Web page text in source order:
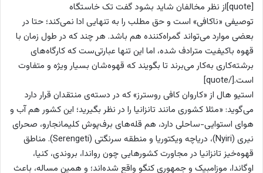
[quote]از نظر مخالفان شاید بشود گفت تک خاستگاه
توصیفی «ناکافی» است و حق مطلب را به تنهایی ادا نمی‌کند؛ حتا در
بعضی موارد می‌تواند گمراه‌کننده هم باشد. هر چند که در طول زمان با
قهوه با‌کیفیت مترادف شده، اما این تنها عبارتی‌ست که کارگاه‌های
برشته‌کاری به‌کار می‌برند تا بگویند که قهوه‌شان بسیار ویژه و متفاوت
است.[/quote]
استیو هال از «کاروان کافی روسترز» که در دسته‌ی منتقدان قرار دارد
می‌گوید: «مثلا کشوری مانند تانزانیا را در نظر بگیرید؛ این کشور هم آب و
هوای استوایی-ساحلی دارد، هم قله‌های برف‌پوش کلیمانجارو، صحرای
نیری (Nyiri)، دریاچه ویکتوریا و منطقه سرنگتی (Serengeti). مناطق
قهوه‌خیز تانزانیا در مجاورت کشورهایی چون رواندا، بروندی، کنیا،
اوگاندا، موزامبیک و جمهوری کنگو واقع شده‌اند؛ و همین مساله، باعث